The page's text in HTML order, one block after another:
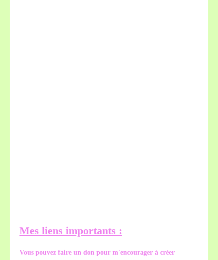
Mes liens importants :
Vous pouvez faire un don pour m'encourager à créer